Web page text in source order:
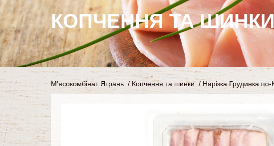
КОПЧЕННЯ ТА ШИНКИ
М’ясокомбінат Ятрань / Копчення та шинки/ Нарізка Грудинка по-